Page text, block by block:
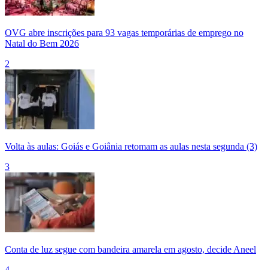
OVG abre inscrições para 93 vagas temporárias de emprego no
Natal do Bem 2026
2
Volta às aulas: Goiás e Goiânia retomam as aulas nesta segunda (3)
3
Conta de luz segue com bandeira amarela em agosto, decide Aneel